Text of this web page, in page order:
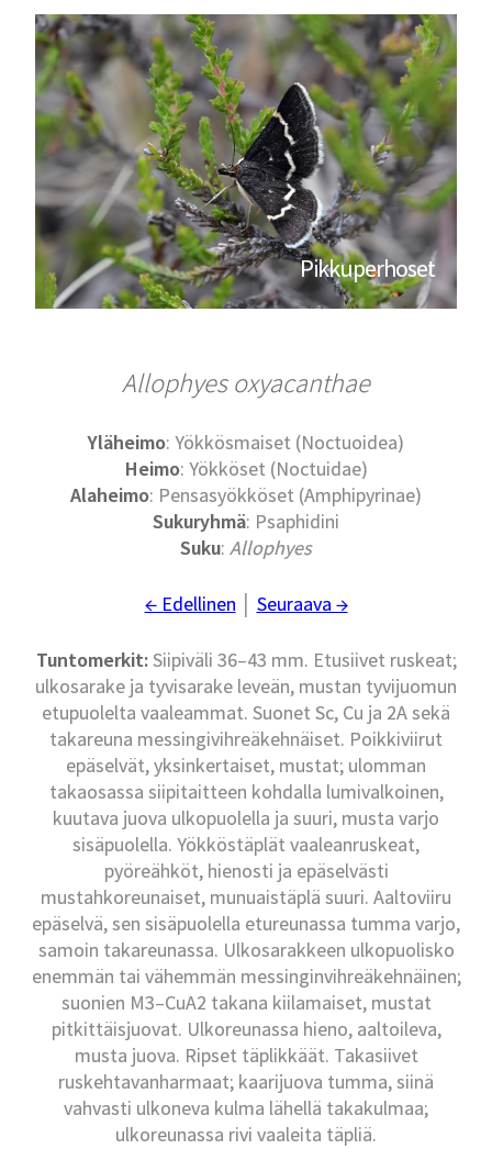
Pikkuperhoset
Allophyes oxyacanthae
Yläheimo: Yökkösmaiset (Noctuoidea)
Heimo: Yökköset (Noctuidae)
Alaheimo: Pensasyökköset (Amphipyrinae)
Sukuryhmä: Psaphidini
Suku: Allophyes
← Edellinen Seuraava →
Tuntomerkit:Siipiväli 36–43 mm. Etusiivet ruskeat;
ulkosarake ja tyvisarake leveän, mustan tyvijuomun
etupuolelta vaaleammat. Suonet Sc, Cu ja 2A sekä
takareuna messingivihreäkehnäiset. Poikkiviirut
epäselvät, yksinkertaiset, mustat; ulomman
takaosassa siipitaitteen kohdalla lumivalkoinen,
kuutava juova ulkopuolella ja suuri, musta varjo
sisäpuolella. Yökköstäplät vaaleanruskeat,
pyöreähköt, hienosti ja epäselvästi
mustahkoreunaiset, munuaistäplä suuri. Aaltoviiru
epäselvä, sen sisäpuolella etureunassa tumma varjo,
samoin takareunassa. Ulkosarakkeen ulkopuolisko
enemmän tai vähemmän messinginvihreäkehnäinen;
suonien M3–CuA2 takana kiilamaiset, mustat
pitkittäisjuovat. Ulkoreunassa hieno, aaltoileva,
musta juova. Ripset täplikkäät. Takasiivet
ruskehtavanharmaat; kaarijuova tumma, siinä
vahvasti ulkoneva kulma lähellä takakulmaa;
ulkoreunassa rivi vaaleita täpliä.